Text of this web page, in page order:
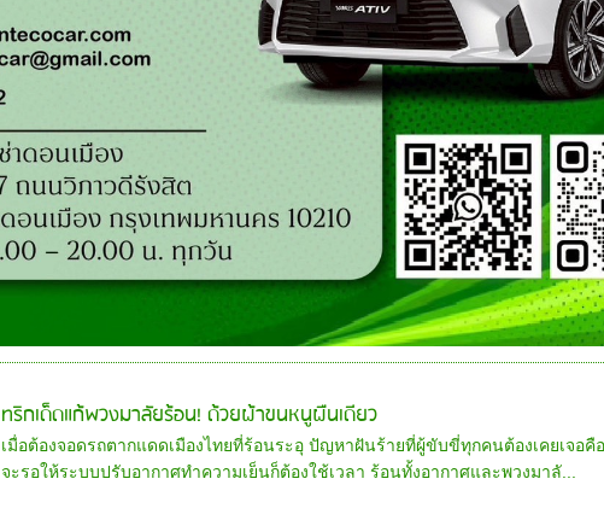
ทริกเด็ดแก้พวงมาลัยร้อน! ด้วยผ้าขนหนูผืนเดียว
เมื่อต้องจอดรถตากแดดเมืองไทยที่ร้อนระอุ ปัญหาฝันร้ายที่ผู้ขับขี่ทุกคนต้องเคยเจอ
จะรอให้ระบบปรับอากาศทำความเย็นก็ต้องใช้เวลา ร้อนทั้งอากาศและพวงมาลั...